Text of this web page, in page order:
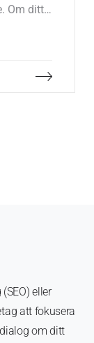
Om ditt
eller
att fokusera
om ditt